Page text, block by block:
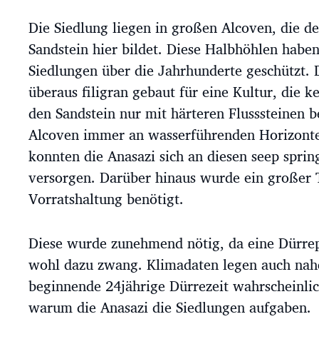
Die Siedlung liegen in großen Alcoven, die
Sandstein hier bildet. Diese Halbhöhlen
Siedlungen über die Jahrhunderte geschützt.
überaus filigran gebaut für eine Kultur, die
den Sandstein nur mit härteren Flusssteinen
Alcoven immer an wasserführenden
konnten die Anasazi sich an diesen seep
versorgen. Darüber hinaus wurde ein großer
Vorratshaltung benötigt.
Diese wurde zunehmend nötig, da eine
wohl dazu zwang. Klimadaten legen auch
beginnende 24jährige Dürrezeit
warum die Anasazi die Siedlungen aufgaben.